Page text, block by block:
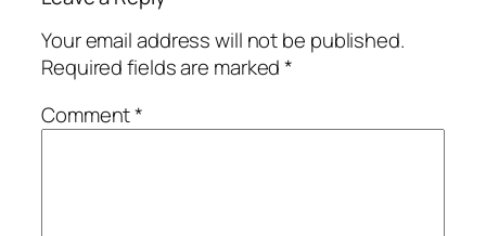
Your email address will not be published.
Required fields are marked*
Comment*